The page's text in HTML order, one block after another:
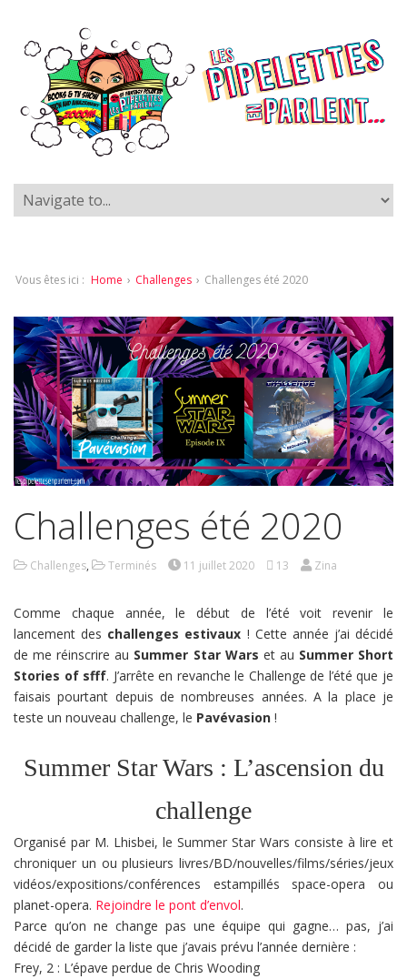
Vous êtes ici : Home › Challenges › Challenges été 2020
Challenges été 2020
Challenges, Terminés 11 juillet 2020 13 Zina
Comme chaque année, le début de l’été voit revenir le
lancement des challenges estivaux ! Cette année j’ai décidé
de me réinscrire au Summer Star Wars et au Summer Short
Stories of sfff. J’arrête en revanche le Challenge de l’été que je
faisais pourtant depuis de nombreuses années. A la place je
teste un nouveau challenge, le Pavévasion !
Summer Star Wars : L’ascension du
challenge
Organisé par M. Lhisbei, le Summer Star Wars consiste à lire et
chroniquer un ou plusieurs livres/BD/nouvelles/films/séries/jeux
vidéos/expositions/conférences estampillés space-opera ou
planet-opera. Rejoindre le pont d’envol.
Parce qu’on ne change pas une équipe qui gagne… pas, j’ai
décidé de garder la liste que j’avais prévu l’année dernière :
Frey, 2 : L’épave perdue de Chris Wooding